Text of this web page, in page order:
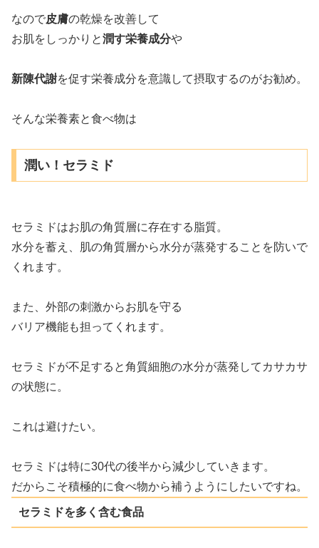
なので皮膚の乾燥を改善して
お肌をしっかりと潤す栄養成分や
新陳代謝を促す栄養成分を意識して摂取するのがお勧め。
そんな栄養素と食べ物は
潤い！セラミド
セラミドはお肌の角質層に存在する脂質。
水分を蓄え、肌の角質層から水分が蒸発することを防いで
くれます。
また、外部の刺激からお肌を守る
バリア機能も担ってくれます。
セラミドが不足すると角質細胞の水分が蒸発してカサカサ
の状態に。
これは避けたい。
セラミドは特に30代の後半から減少していきます。
だからこそ積極的に食べ物から補うようにしたいですね。
セラミドを多く含む食品